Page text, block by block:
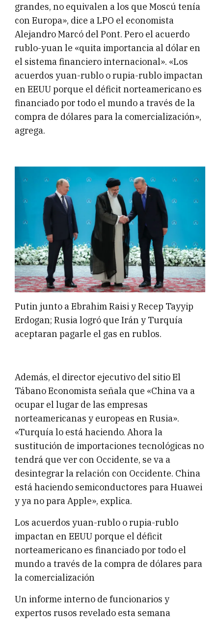
grandes, no equivalen a los que Moscú tenía
con Europa», dice a LPO el economista
Alejandro Marcó del Pont. Pero el acuerdo
rublo-yuan le «quita importancia al dólar en
el sistema financiero internacional». «Los
acuerdos yuan-rublo o rupia-rublo impactan
en EEUU porque el déficit norteamericano es
financiado por todo el mundo a través de la
compra de dólares para la comercialización»,
agrega.
Putin junto a Ebrahim Raisi y Recep Tayyip
Erdogan; Rusia logró que Irán y Turquía
aceptaran pagarle el gas en rublos.
Además, el director ejecutivo del sitio El
Tábano Economista señala que «China va a
ocupar el lugar de las empresas
norteamericanas y europeas en Rusia».
«Turquía lo está haciendo. Ahora la
sustitución de importaciones tecnológicas no
tendrá que ver con Occidente, se va a
desintegrar la relación con Occidente. China
está haciendo semiconductores para Huawei
y ya no para Apple», explica.
Los acuerdos yuan-rublo o rupia-rublo
impactan en EEUU porque el déficit
norteamericano es financiado por todo el
mundo a través de la compra de dólares para
la comercialización
Un informe interno de funcionarios y
expertos rusos revelado esta semana